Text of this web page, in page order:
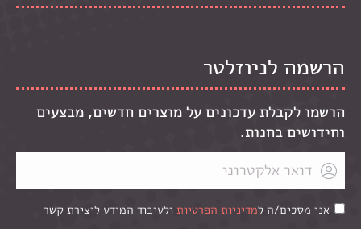
הרשמה לניוזלטר
הרשמו לקבלת עדכונים על מוצרים חדשים, מבצעים
וחידושים בחנות.
אני מסכים/ה למדיניות הפרטיות ולעיבוד המידע ליצירת קשר